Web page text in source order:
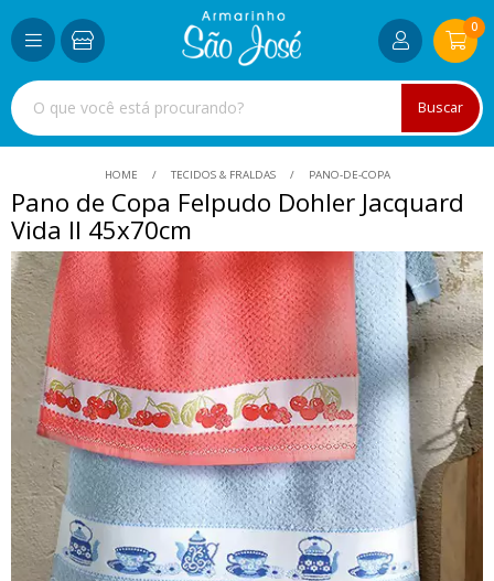
Buscar
0
HOME TECIDOS & FRALDAS PANO-DE-COPA
Pano de Copa Felpudo Dohler Jacquard
Vida II 45x70cm